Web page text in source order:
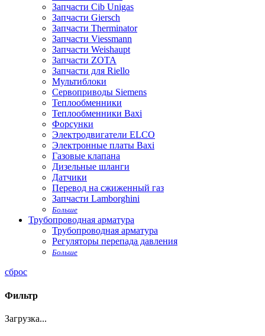
Запчасти Cib Unigas
Запчасти Giersch
Запчасти Therminator
Запчасти Viessmann
Запчасти Weishaupt
Запчасти ZOTA
Запчасти для Riello
Мультиблоки
Сервоприводы Siemens
Теплообменники
Теплообменники Baxi
Форсунки
Электродвигатели ELCO
Электронные платы Baxi
Газовые клапана
Дизельные шланги
Датчики
Перевод на сжиженный газ
Запчасти Lamborghini
Больше
Трубопроводная арматура
Трубопроводная арматура
Регуляторы перепада давления
Больше
сброс
Фильтр
Загрузка...